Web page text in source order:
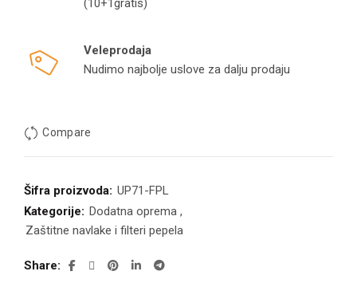
(10+1gratis)
Veleprodaja
Nudimo najbolje uslove za dalju prodaju
Compare
Šifra proizvoda: UP71-FPL
Kategorije: Dodatna oprema ,
Zaštitne navlake i filteri pepela
Share